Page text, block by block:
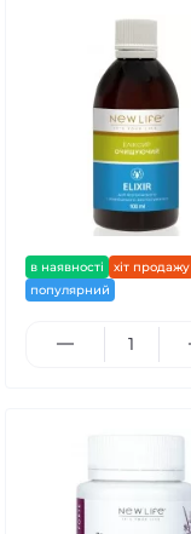
в наявності
хіт продажу
популярний